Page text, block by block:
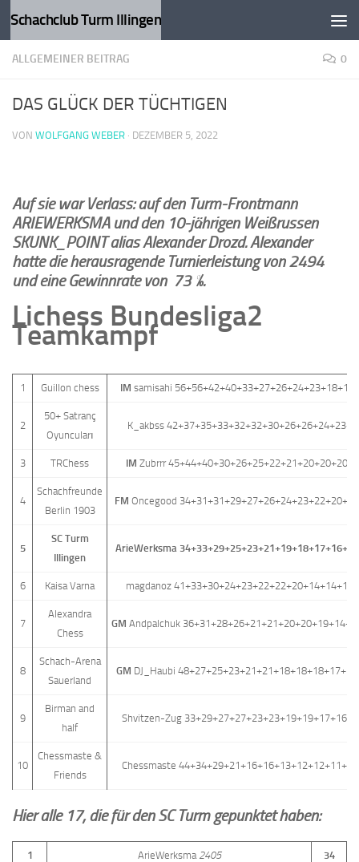
Zum Inhalt springen
Schachclub Turm Illingen
ALLGEMEINER BEITRAG 0
DAS GLÜCK DER TÜCHTIGEN
VON WOLFGANG WEBER · DEZEMBER 5, 2022
Auf sie war Verlass: auf den Turm-Frontmann
ARIEWERKSMA und den 10-jährigen Weißrussen
SKUNK_POINT alias Alexander Drozd. Alexander
hatte die herausragende Turnierleistung von 2494
und eine Gewinnrate von 73 %.
Lichess Bundesliga2
Teamkampf
1 Guillon chess IM samisahi
2
50+ Satranç
Oyuncuları
K_akbss
3 TRChess IM Zubrrr
4
Schachfreunde
Berlin 1903
FM Oncegood
5
SC Turm
Illingen
ArieWerksma
6 Kaisa Varna magdanoz
7
Alexandra
Chess
GM Andpalchuk
8
Schach-Arena
Sauerland
GM DJ_Haubi
9
Birman and
half
Shvitzen-Zug
10
Chessmaste &
Friends
Chessmaste
Hier alle 17, die für den SC Turm gepunktet haben:
1 ArieWerksma2405 34